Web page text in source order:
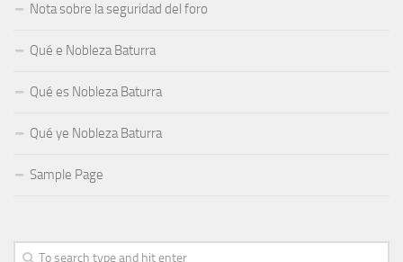
Nota sobre la seguridad del foro
Qué e Nobleza Baturra
Qué es Nobleza Baturra
Qué ye Nobleza Baturra
Sample Page